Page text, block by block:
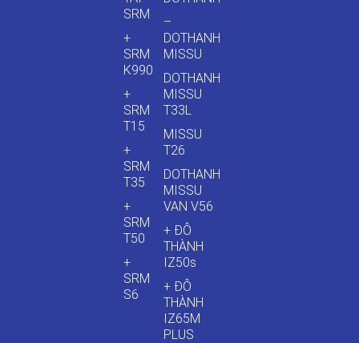
SRM
+
SRM
K990
+
SRM
T15
+
SRM
T35
+
SRM
T50
+
SRM
S6
–
DOTHANH
MISSU
DOTHANH
MISSU
T33L
MISSU
T26
DOTHANH
MISSU
VAN V56
+ ĐÔ
THÀNH
IZ50s
+ ĐÔ
THÀNH
IZ65M
PLUS